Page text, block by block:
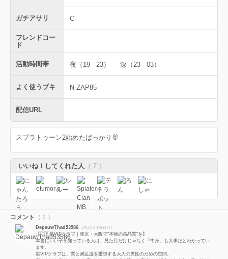
ガチアサリ C-
フレンドコー
ド
活動時間帯 夜（19 - 23） 深（23 - 03）
よく使うブキ N-ZAP85
配信URL
スプラトゥーン2始めたばっかり🐰
いいね！してくれた人 （ 7 ）
コメント （ 1 ）
DepauwThad53586 1月24日 17時17分
【🇯🇵星VIPクラブ｜東京・大阪で“本物の高品質”を】
本当にいい子を知っている人は、見た目だけじゃなく「中身」も大事だとわかってい
ます。
星VIPクラブは、質と満足度を重視する大人の男性のための空間。